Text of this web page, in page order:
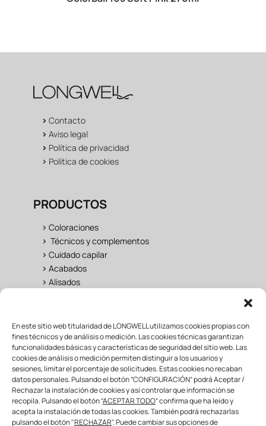
En este sitio web titularidad de LONGWELL utilizamos cookies propias con
fines técnicos y de análisis o medición. Las cookies técnicas garantizan
funcionalidades básicas y características de seguridad del sitio web. Las
cookies de análisis o medición permiten distinguir a los usuarios y
sesiones, limitar el porcentaje de solicitudes. Estas cookies no recaban
datos personales. Pulsando el botón “CONFIGURACIÓN” podrá Aceptar /
Rechazar la instalación de cookies y así controlar que información se
recopila. Pulsando el botón “ACEPTAR TODO” confirma que ha leído y
acepta la instalación de todas las cookies. También podrá rechazarlas
pulsando el botón "RECHAZAR". Puede cambiar sus opciones de
> Contacto
> Aviso legal
> Política de privacidad
> Política de cookies
PRODUCTOS
> Coloraciones
> Técnicos y complementos
> Cuidado capilar
> Acabados
> Alisados
UNIVERSO LONGWELL
>Salon
>Fan Área
>Formación
>Mayorista & distribuidor